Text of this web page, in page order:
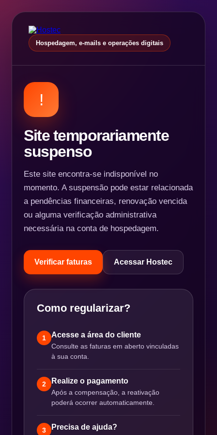
Hospedagem, e-mails e operações digitais
!
Site temporariamente
suspenso
Este site encontra-se indisponível no
momento. A suspensão pode estar relacionada
a pendências financeiras, renovação vencida
ou alguma verificação administrativa
necessária na conta de hospedagem.
Verificar faturas Acessar Hostec
Como regularizar?
1 Acesse a área do cliente
Consulte as faturas em aberto vinculadas
à sua conta.
2 Realize o pagamento
Após a compensação, a reativação
poderá ocorrer automaticamente.
3 Precisa de ajuda?